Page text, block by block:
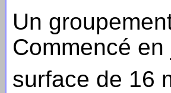
Un
Commencé
surface de 16